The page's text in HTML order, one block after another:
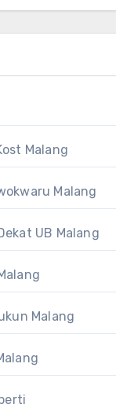
Malang
Malang
UB Malang
Malang